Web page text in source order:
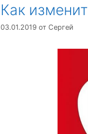
Как
03.01.2019 от Сергей